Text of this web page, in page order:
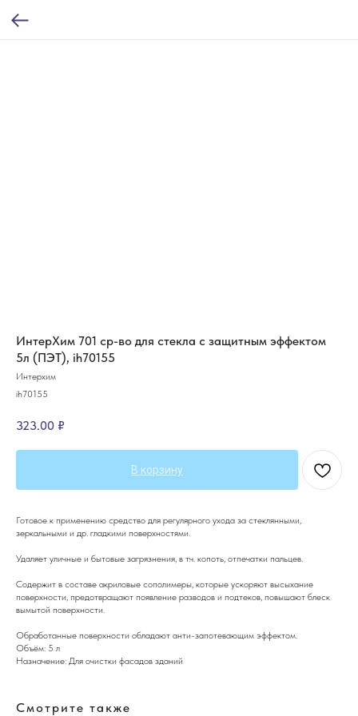
ИнтерХим 701 ср-во для стекла с защитным эффектом
5л (ПЭТ), ih70155
Интерхим
ih70155
323.00 ₽
В корзину
Готовое к применению средство для регулярного ухода за стеклянными,
зеркальными и др. гладкими поверхностями.
Удаляет уличные и бытовые загрязнения, в т.ч. копоть, отпечатки пальцев.
Содержит в составе акриловые сополимеры, которые ускоряют высыхание
поверхности, предотвращают появление разводов и подтеков, повышают блеск
вымытой поверхности.
Обработанные поверхности обладают анти-запотевающим эффектом.
Объём: 5 л
Назначение: Для очистки фасадов зданий
Смотрите также